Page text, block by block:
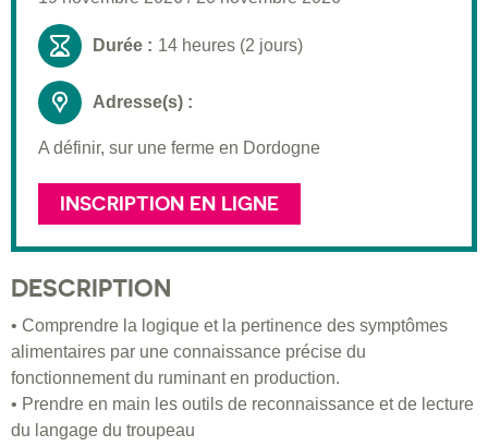
Durée : 14 heures (2 jours)
Adresse(s) :
A définir, sur une ferme en Dordogne
INSCRIPTION EN LIGNE
DESCRIPTION
• Comprendre la logique et la pertinence des symptômes
alimentaires par une connaissance précise du
fonctionnement du ruminant en production.
• Prendre en main les outils de reconnaissance et de lecture
du langage du troupeau